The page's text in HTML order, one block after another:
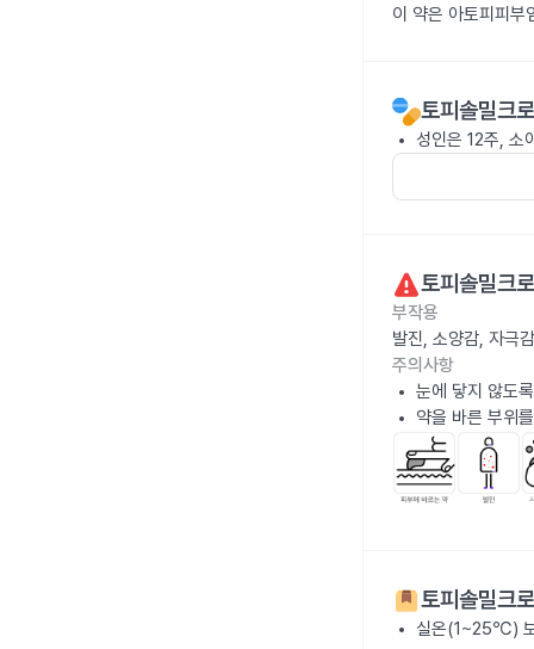
이 약은 아토피피부
토피솔밀크
성인은 12주, 소
토피솔밀크
부작용
발진, 소양감, 자극
주의사항
눈에 닿지 않도
약을 바른 부위
토피솔밀크
실온(1~25℃)